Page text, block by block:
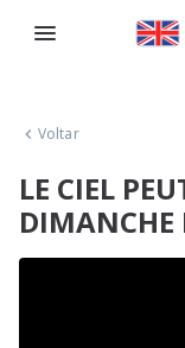
Voltar
LE CIEL
DIMANCHE